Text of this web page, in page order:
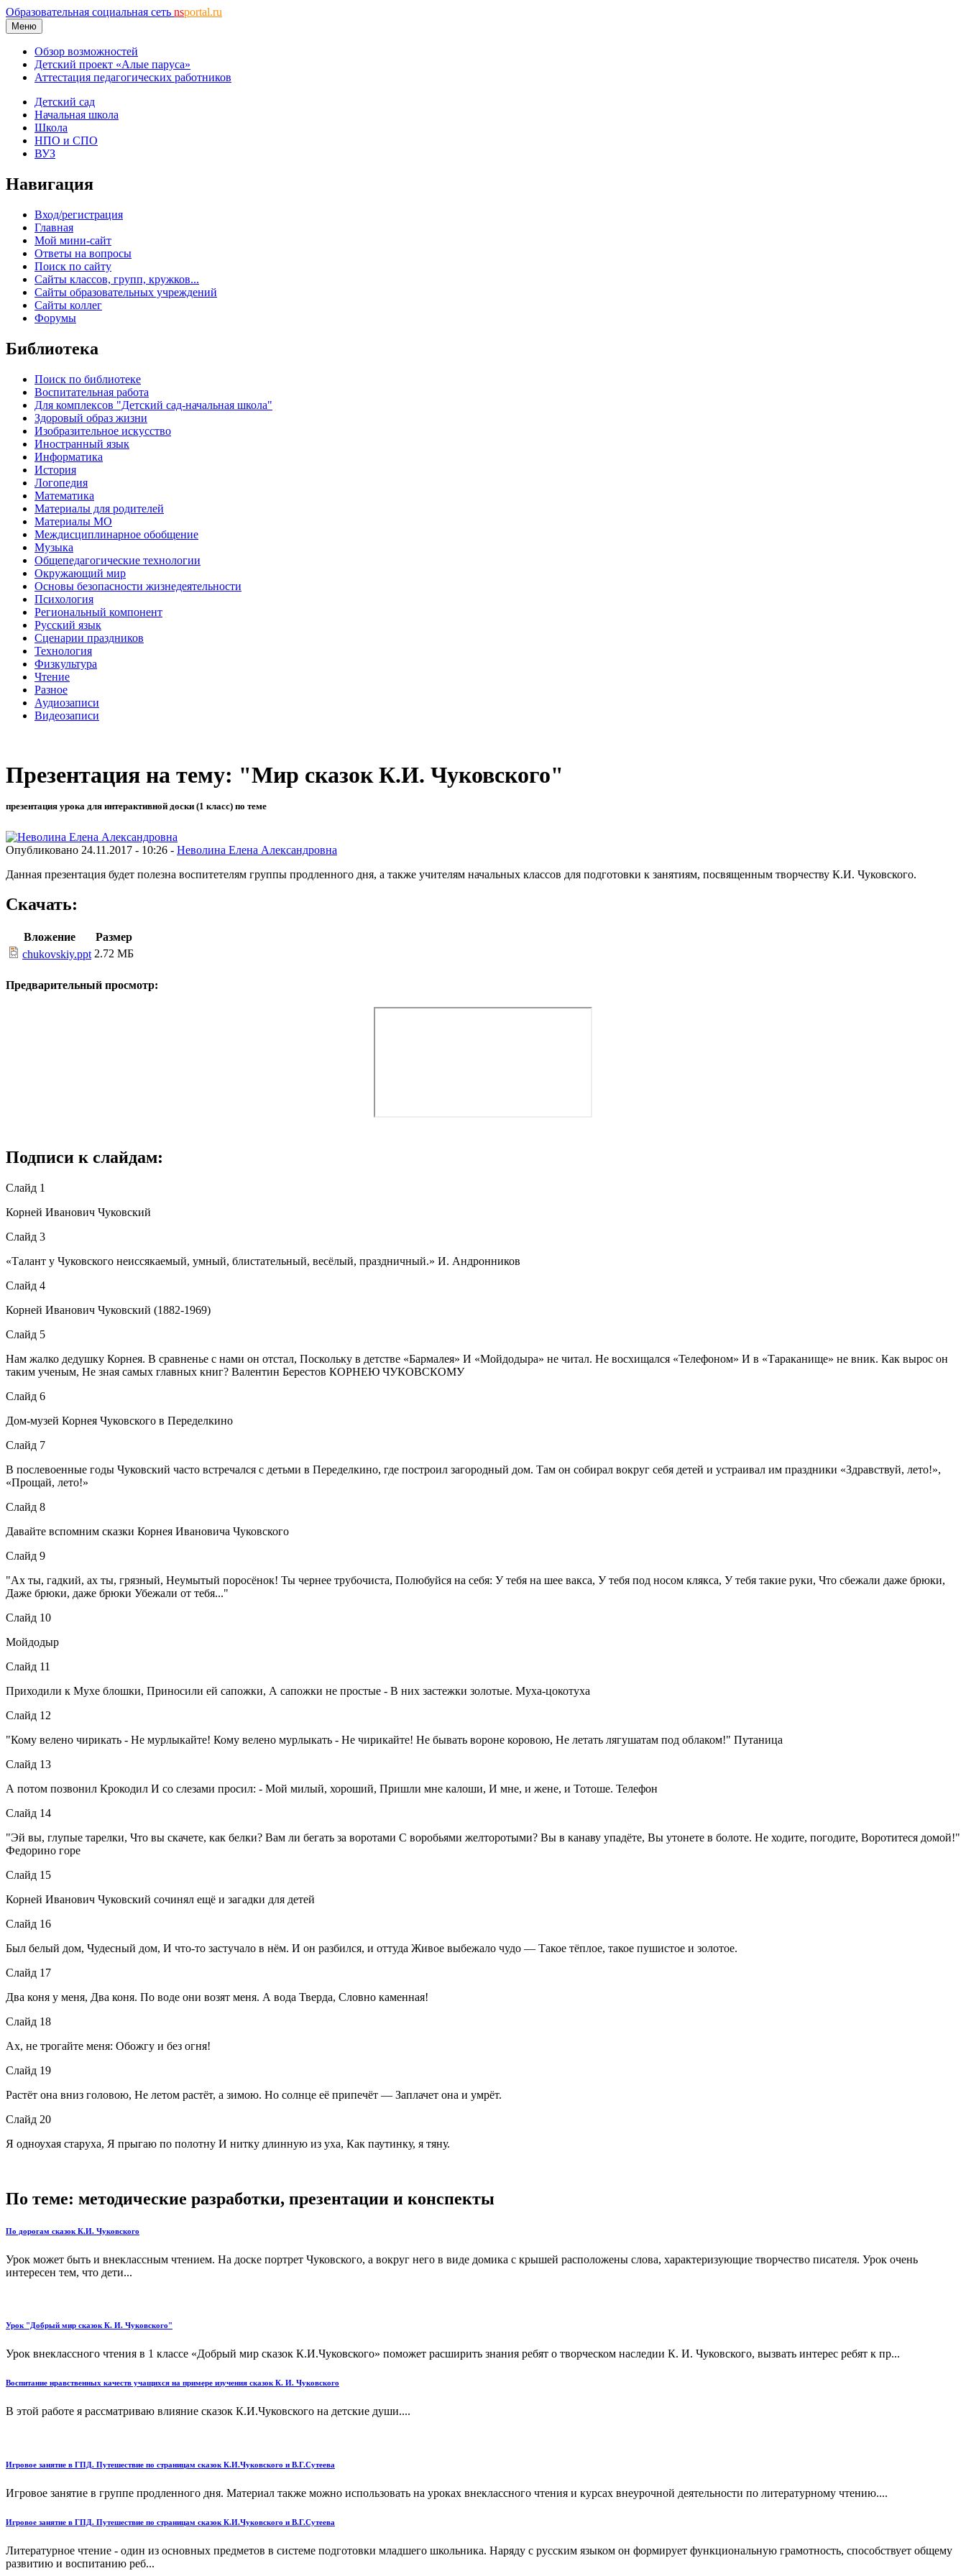
Образовательная социальная сеть nsportal.ru
Меню
Обзор возможностей
Детский проект «Алые паруса»
Аттестация педагогических работников
Детский сад
Начальная школа
Школа
НПО и СПО
ВУЗ
Навигация
Вход/регистрация
Главная
Мой мини-сайт
Ответы на вопросы
Поиск по сайту
Сайты классов, групп, кружков...
Сайты образовательных учреждений
Сайты коллег
Форумы
Библиотека
Поиск по библиотеке
Воспитательная работа
Для комплексов "Детский сад-начальная школа"
Здоровый образ жизни
Изобразительное искусство
Иностранный язык
Информатика
История
Логопедия
Математика
Материалы для родителей
Материалы МО
Междисциплинарное обобщение
Музыка
Общепедагогические технологии
Окружающий мир
Основы безопасности жизнедеятельности
Психология
Региональный компонент
Русский язык
Сценарии праздников
Технология
Физкультура
Чтение
Разное
Аудиозаписи
Видеозаписи
Презентация на тему: "Мир сказок К.И. Чуковского"
презентация урока для интерактивной доски (1 класс) по теме
Опубликовано 24.11.2017 - 10:26 - Неволина Елена Александровна
Данная презентация будет полезна воспитетелям группы продленного дня, а также учителям начальных классов для подготовки к занятиям, посвященным творчеству К.И. Чуковского.
Скачать:
Вложение
Размер
chukovskiy.ppt 2.72 МБ
Предварительный просмотр:
Подписи к слайдам:
Слайд 1
Корней Иванович Чуковский
Слайд 3
«Талант у Чуковского неиссякаемый, умный, блистательный, весёлый, праздничный.» И. Андронников
Слайд 4
Корней Иванович Чуковский (1882-1969)
Слайд 5
Нам жалко дедушку Корнея. В сравненье с нами он отстал, Поскольку в детстве «Бармалея» И «Мойдодыра» не читал. Не восхищался «Телефоном» И в «Тараканище» не вник. Как вырос он
таким ученым, Не зная самых главных книг? Валентин Берестов КОРНЕЮ ЧУКОВСКОМУ
Слайд 6
Дом-музей Корнея Чуковского в Переделкино
Слайд 7
В послевоенные годы Чуковский часто встречался с детьми в Переделкино, где построил загородный дом. Там он собирал вокруг себя детей и устраивал им праздники «Здравствуй, лето!»,
«Прощай, лето!»
Слайд 8
Давайте вспомним сказки Корнея Ивановича Чуковского
Слайд 9
"Ах ты, гадкий, ах ты, грязный, Неумытый поросёнок! Ты чернее трубочиста, Полюбуйся на себя: У тебя на шее вакса, У тебя под носом клякса, У тебя такие руки, Что сбежали даже брюки,
Даже брюки, даже брюки Убежали от тебя..."
Слайд 10
Мойдодыр
Слайд 11
Приходили к Мухе блошки, Приносили ей сапожки, А сапожки не простые - В них застежки золотые. Муха-цокотуха
Слайд 12
"Кому велено чирикать - Не мурлыкайте! Кому велено мурлыкать - Не чирикайте! Не бывать вороне коровою, Не летать лягушатам под облаком!" Путаница
Слайд 13
А потом позвонил Крокодил И со слезами просил: - Мой милый, хороший, Пришли мне калоши, И мне, и жене, и Тотоше. Телефон
Слайд 14
"Эй вы, глупые тарелки, Что вы скачете, как белки? Вам ли бегать за воротами С воробьями желторотыми? Вы в канаву упадёте, Вы утонете в болоте. Не ходите, погодите, Воротитеся домой!"
Федорино горе
Слайд 15
Корней Иванович Чуковский сочинял ещё и загадки для детей
Слайд 16
Был белый дом, Чудесный дом, И что-то застучало в нём. И он разбился, и оттуда Живое выбежало чудо — Такое тёплое, такое пушистое и золотое.
Слайд 17
Два коня у меня, Два коня. По воде они возят меня. А вода Тверда, Словно каменная!
Слайд 18
Ах, не трогайте меня: Обожгу и без огня!
Слайд 19
Растёт она вниз головою, Не летом растёт, а зимою. Но солнце её припечёт — Заплачет она и умрёт.
Слайд 20
Я одноухая старуха, Я прыгаю по полотну И нитку длинную из уха, Как паутинку, я тяну.
По теме: методические разработки, презентации и конспекты
По дорогам сказок К.И. Чуковского
Урок может быть и внеклассным чтением. На доске портрет Чуковского, а вокруг него в виде домика с крышей расположены слова, характеризующие творчество писателя. Урок очень
интересен тем, что дети...
Урок "Добрый мир сказок К. И. Чуковского"
Урок внеклассного чтения в 1 классе «Добрый мир сказок К.И.Чуковского» поможет расширить знания ребят о творческом наследии К. И. Чуковского, вызвать интерес ребят к пр...
Воспитание нравственных качеств учащихся на примере изучения сказок К. И. Чуковского
В этой работе я рассматриваю влияние сказок К.И.Чуковского на детские души....
Игровое занятие в ГПД. Путешествие по страницам сказок К.И.Чуковского и В.Г.Сутеева
Игровое занятие в группе продленного дня. Материал также можно использовать на уроках внеклассного чтения и курсах внеурочной деятельности по литературному чтению....
Игровое занятие в ГПД. Путешествие по страницам сказок К.И.Чуковского и В.Г.Сутеева
Литературное чтение - один из основных предметов в системе подготовки младшего школьника. Наряду с русским языком он формирует функциональную грамотность, способствует общему
развитию и воспитанию реб...